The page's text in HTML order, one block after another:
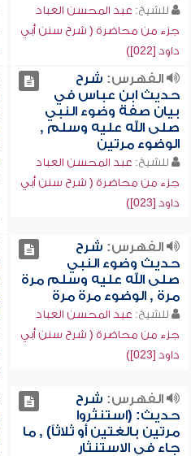
للشيخ: عبد المحسن العباد
جزء من محاضرة ( شرح سنن أبي
داود [022])
الفهرس: شرح
حديث ابن عباس في
بيان صفة وضوء النبي
صلى الله عليه وسلم ,
الوضوء مرتين
للشيخ: عبد المحسن العباد
جزء من محاضرة ( شرح سنن أبي
داود [023])
الفهرس: شرح
حديث وضوء النبي
صلى الله عليه وسلم مرة
مرة , الوضوء مرة مرة
للشيخ: عبد المحسن العباد
جزء من محاضرة ( شرح سنن أبي
داود [023])
الفهرس: شرح
حديث: (استنثروا
مرتين بالغتين أو ثلاثاً) , ما
جاء في الاستنثار